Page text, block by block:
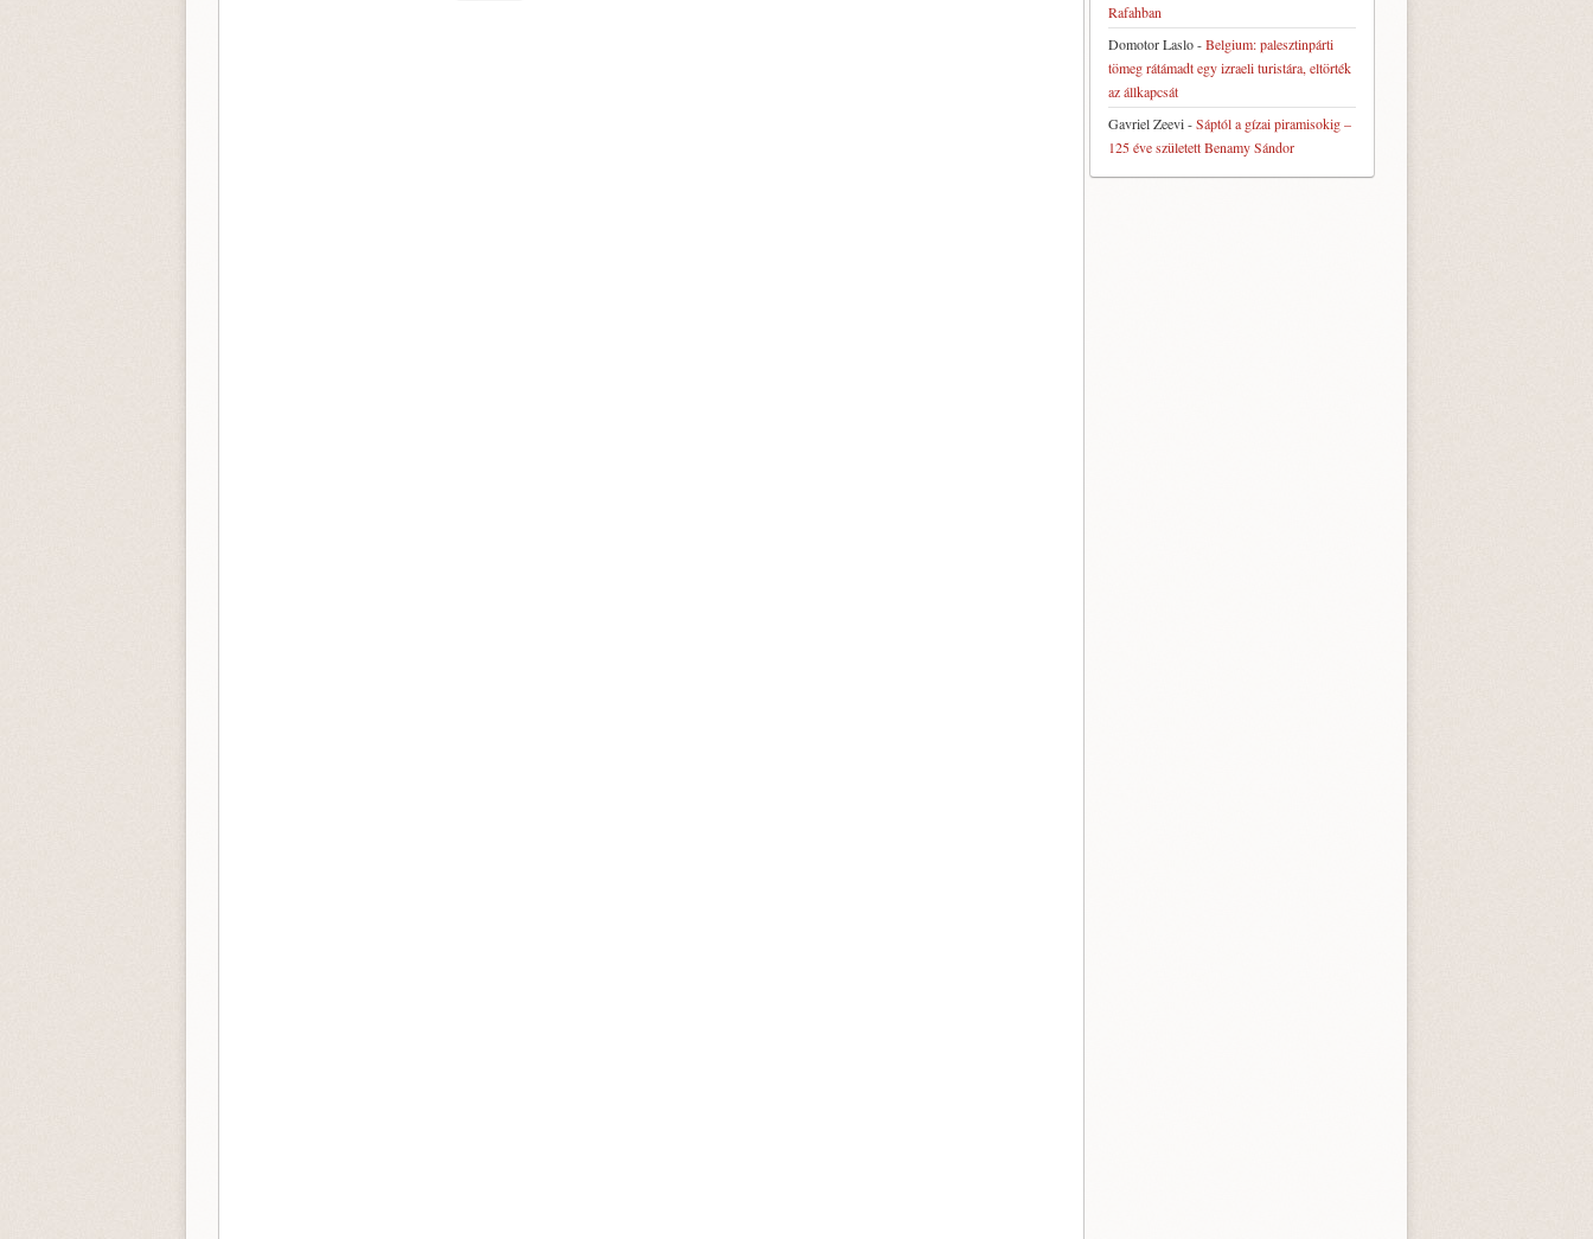
Rafahban
Domotor Laslo-Belgium: palesztinpárti
tömeg rátámadt egy izraeli turistára, eltörték
az állkapcsát
Gavriel Zeevi-Sáptól a gízai piramisokig –
125 éve született Benamy Sándor